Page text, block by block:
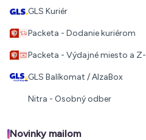
GLS Kuriér
Packeta - Dodanie kuriérom
Packeta - Výdajné miesto a
GLS Balíkomat / AlzaBox
Nitra - Osobný odber
Novinky mailom